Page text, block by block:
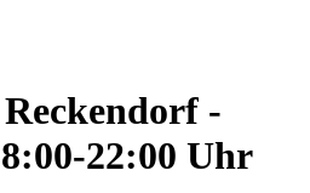
-
22:00 Uhr